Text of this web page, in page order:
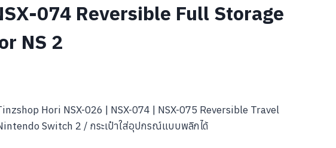
074 Reversible Full Storage
NS 2
Hori NSX-026 | NSX-074 | NSX-075 Reversible Travel
Switch 2 / กระเป๋าใส่อุปกรณ์แบบพลิกได้